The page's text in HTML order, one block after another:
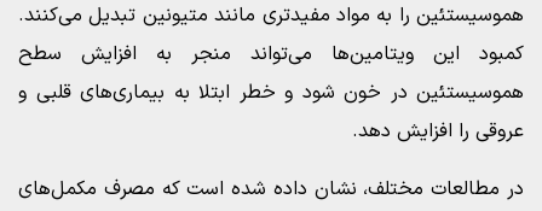
هموسیستئین را به مواد مفیدتری مانند متیونین تبدیل می‌کنند.
کمبود این ویتامین‌ها می‌تواند منجر به افزایش سطح
هموسیستئین در خون شود و خطر ابتلا به بیماری‌های قلبی و
عروقی را افزایش دهد.
در مطالعات مختلف، نشان داده شده است که مصرف مکمل‌های